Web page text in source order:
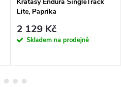
Lite, Paprika
2 129 Kč
Skladem na prodejně